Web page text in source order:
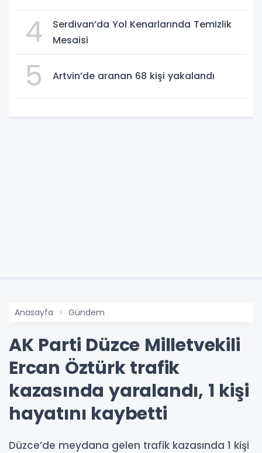
4
Serdivan’da Yol Kenarlarında Temizlik
Mesaisi
5 Artvin’de aranan 68 kişi yakalandı
Anasayfa Gündem
AK Parti Düzce Milletvekili
Ercan Öztürk trafik
kazasında yaralandı, 1 kişi
hayatını kaybetti
Düzce’de meydana gelen trafik kazasında 1 kişi